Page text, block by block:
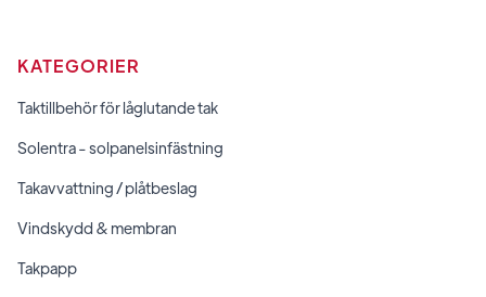
KATEGORIER
Taktillbehör för låglutande tak
Solentra - solpanelsinfästning
Takavvattning / plåtbeslag
Vindskydd & membran
Takpapp